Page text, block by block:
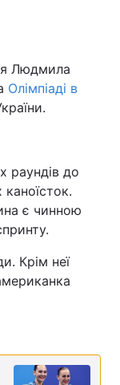
Людмила
Олімпіаді в
раундів до
є чинною
Крім неї